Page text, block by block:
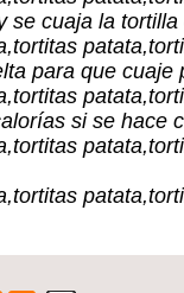
cuaja la
para que cuaje
si se hace